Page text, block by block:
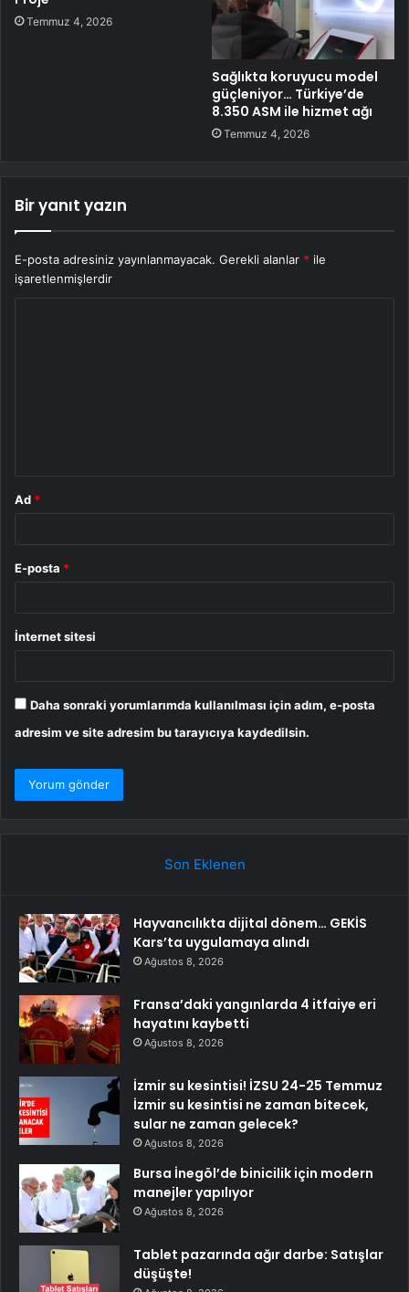
Temmuz 4, 2026
Sağlıkta koruyucu model
güçleniyor… Türkiye’de
8.350 ASM ile hizmet ağı
Temmuz 4, 2026
Bir yanıt yazın
E-posta adresiniz yayınlanmayacak. Gerekli alanlar * ile
işaretlenmişlerdir
Ad *
E-posta *
İnternet sitesi
Daha sonraki yorumlarımda kullanılması için adım, e-posta
adresim ve site adresim bu tarayıcıya kaydedilsin.
Son Eklenen
Hayvancılıkta dijital dönem… GEKİS
Kars’ta uygulamaya alındı
Ağustos 8, 2026
Fransa’daki yangınlarda 4 itfaiye eri
hayatını kaybetti
Ağustos 8, 2026
İzmir su kesintisi! İZSU 24-25 Temmuz
İzmir su kesintisi ne zaman bitecek,
sular ne zaman gelecek?
Ağustos 8, 2026
Bursa İnegöl’de binicilik için modern
manejler yapılıyor
Ağustos 8, 2026
Tablet pazarında ağır darbe: Satışlar
düşüşte!